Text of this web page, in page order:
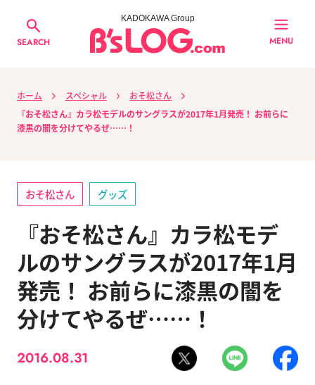
SEARCH
KADOKAWA Group
MENU
ホーム スペシャル
おそ松さん
『おそ松さん』カラ松モデルのサングラスが2017年1月発売！ お前らに
漆黒の闇を分けてやるぜ……！
おそ松さん グッズ
『おそ松さん』カラ松モデ
ルのサングラスが2017年1月
発売！ お前らに漆黒の闇を
分けてやるぜ……！
2016.08.31